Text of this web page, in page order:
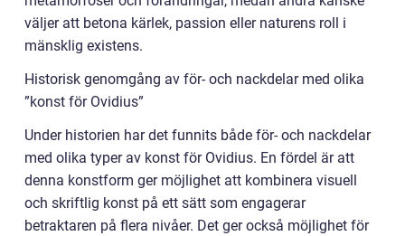
väljer att betona kärlek, passion eller naturens roll i
mänsklig existens.
Historisk genomgång av för- och nackdelar med olika
”konst för Ovidius”
Under historien har det funnits både för- och nackdelar
med olika typer av konst för Ovidius. En fördel är att
denna konstform ger möjlighet att kombinera visuell
och skriftlig konst på ett sätt som engagerar
betraktaren på flera nivåer. Det ger också möjlighet för